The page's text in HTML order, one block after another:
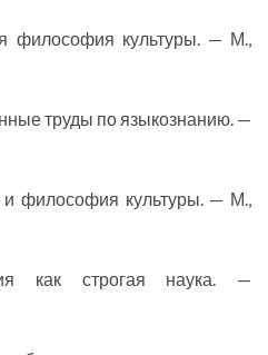
философия культуры. — М.,
труды по языкознанию. —
философия культуры. — М.,
как строгая наука. —